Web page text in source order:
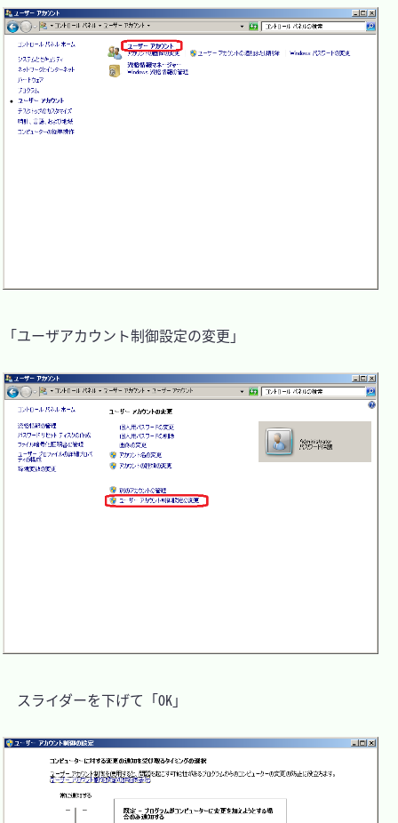
「ユーザアカウント制御設定の変更」
スライダーを下げて「OK」